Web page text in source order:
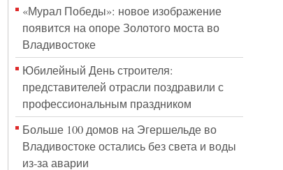
«Мурал Победы»: новое изображение
появится на опоре Золотого моста во
Владивостоке
Юбилейный День строителя:
представителей отрасли поздравили с
профессиональным праздником
Больше 100 домов на Эгершельде во
Владивостоке остались без света и воды
из-за аварии